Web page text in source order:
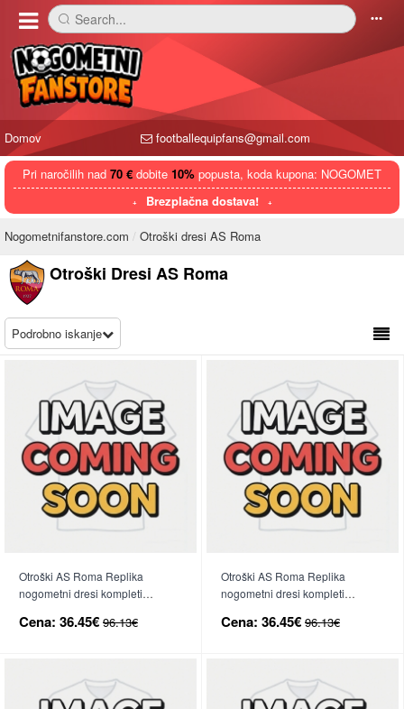
󰅼 Search... 󰄒
Domov footballequipfans@gmail.com
Pri naročilih nad 70 € dobite 10% popusta, koda kupona: NOGOMET
Brezplačna dostava!
Nogometnifanstore.com Otroški dresi AS Roma
Otroški Dresi AS Roma
Podrobno iskanje
Otroški AS Roma Replika
nogometni dresi kompleti
hlače)
Cena: 36.45€ 96.13€
Otroški AS Roma Replika
nogometni dresi kompleti
(+ hlače)
Cena: 36.45€ 96.13€